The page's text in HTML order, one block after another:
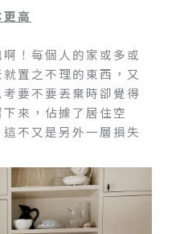
高
！每個人的家或多或
置之不理的東西，又
要不要丟棄時卻覺得
來，佔據了居住空
不又是另外一層損失